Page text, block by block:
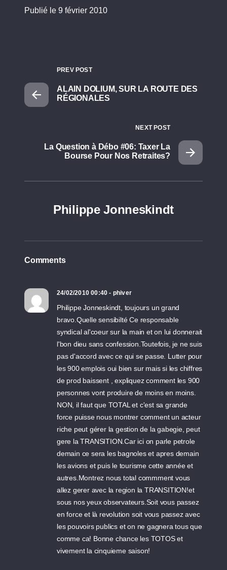
Publié le 9 février 2010
PREV POST
ALAIN DOLIUM, SUR LA ROUTE DES
RÉGIONALES
NEXT POST
La Question à Débo #06: Taxer La
Bourse Pour Nos Retraites?
Philippe Jonneskindt
Comments
24/02/2010 00:40 - phiver
Philippe Jonneskindt, toujours un grand
bravo.Quelle sensibilté Ce responsable
syndical al'coeur sur la main et on lui donnerait
l'bon dieu sans confession.Toutefois, je ne suis
pas d'accord avec ce qui se passe. Lutter pour
les 900 emplois oui bien sur mais si les chiffres
de prod baissent , expliquez comment les 900
personnes vont produire de moins en moins.
NON, il faut que TOTAL et c'est sa grande
force puisse nous montrer comment un acteur
riche peut gérer la gestion de la gabegie, peut
gere la TRANSITION.Car ici on parle petrole
demain ce sera les bagnoles et apres demain
les avions et puis le tourisme cette année et
autres.Montrez nous total commment vous
allez gerer avec la region la TRANSITION!et
sous nos yeux observateurs.Soit vous passez
en force et là revolution soit vous passez avec
les pouvoirs publics et on ne gagnera tous que
comme ca! Bonne chance les TOTOS et
vivement la cinquieme saison!